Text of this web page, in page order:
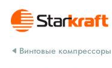
Винтовые компрессоры